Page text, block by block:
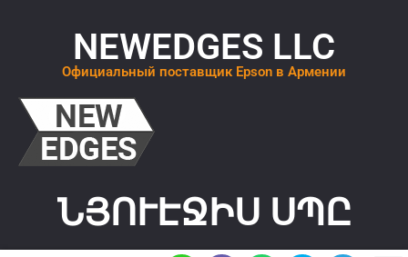
NEWEDGES LLC
Официальный поставщик Epson в Армении
ՆՅՈՒԷՋԻՍ ՍՊԸ